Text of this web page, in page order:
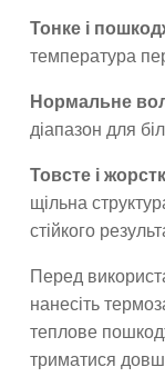
Тонке і
температура
Нормальне
діапазон для
Товсте і
щільна
стійкого
Перед
нанесіть
теплове
триматися